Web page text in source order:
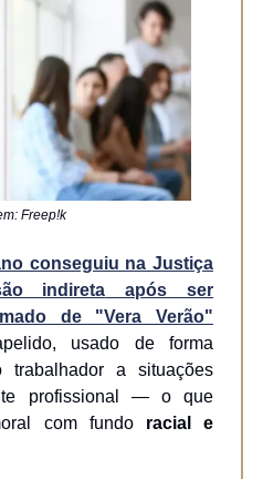
Freep!k
conseguiu na Justiça
indireta após ser
de "Vera Verão"
usado de forma
trabalhador a situações
profissional — o que
com fundo racial e